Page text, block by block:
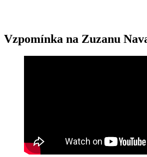
Vzpomínka na Zuzanu